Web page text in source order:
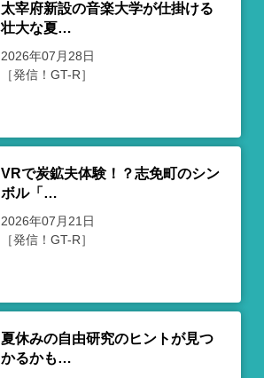
太宰府新設の音楽大学が仕掛ける
壮大な夏…
2026年07月28日
［発信！GT-R］
VRで炭鉱夫体験！？志免町のシン
ボル「…
2026年07月21日
［発信！GT-R］
夏休みの自由研究のヒントが見つ
かるかも…